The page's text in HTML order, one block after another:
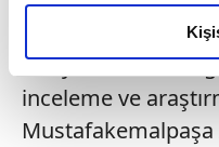
amacımızın size daha
olduğunu ve sizlere en iyi
elimizden gelen çabayı
reklamların
kalemimiz olduğunu
Almanya
velayeti, menfaati
inceleme ve